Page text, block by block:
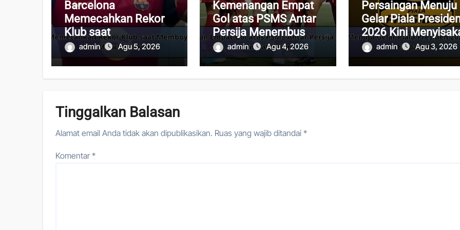
Barcelona
Memecahkan Rekor
Klub saat
Memboyong Kerolin
dari Manchester City
admin Agu 5, 2026
Kemenangan Empat
Gol atas PSMS Antar
Persija Menembus
Empat Besar
admin Agu 4, 2026
Persaingan Menuju
Gelar Piala
2026 Kini
Empat Tim
admin Agu 3, 2026
Tinggalkan Balasan
Alamat email Anda tidak akan dipublikasikan. Ruas yang wajib ditandai *
Komentar*